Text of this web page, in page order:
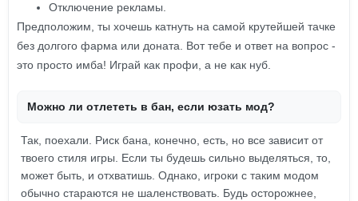
Отключение рекламы.
Предположим, ты хочешь катнуть на самой крутейшей тачке
без долгого фарма или доната. Вот тебе и ответ на вопрос -
это просто имба! Играй как профи, а не как нуб.
Можно ли отлететь в бан, если юзать мод?
Так, поехали. Риск бана, конечно, есть, но все зависит от
твоего стиля игры. Если ты будешь сильно выделяться, то,
может быть, и отхватишь. Однако, игроки с таким модом
обычно стараются не шаленствовать. Будь осторожнее,